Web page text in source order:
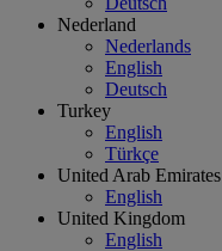
Nederland
Nederlands
English
Deutsch
Turkey
English
Türkçe
United Arab Emirates
English
United Kingdom
English